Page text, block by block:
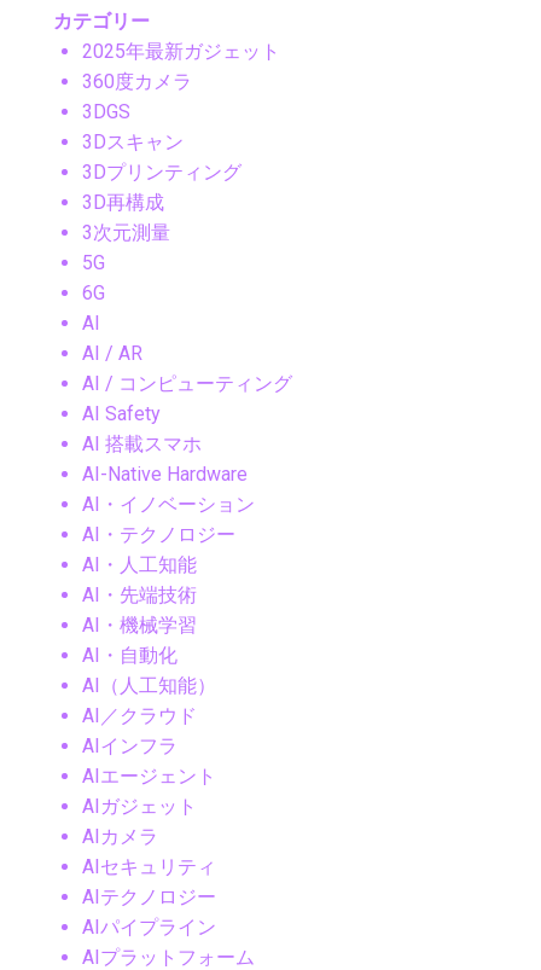
カテゴリー
2025年最新ガジェット
360度カメラ
3DGS
3Dスキャン
3Dプリンティング
3D再構成
3次元測量
5G
6G
AI
AI / AR
AI / コンピューティング
AI Safety
AI 搭載スマホ
AI-Native Hardware
AI・イノベーション
AI・テクノロジー
AI・人工知能
AI・先端技術
AI・機械学習
AI・自動化
AI（人工知能）
AI／クラウド
AIインフラ
AIエージェント
AIガジェット
AIカメラ
AIセキュリティ
AIテクノロジー
AIパイプライン
AIプラットフォーム